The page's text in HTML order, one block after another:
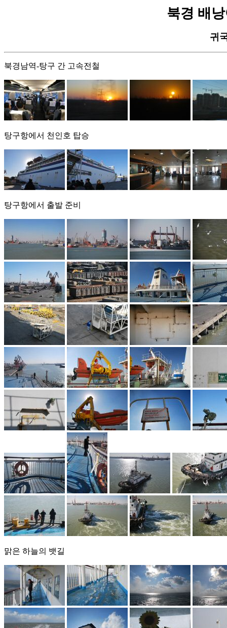
북경 배
귀
북경남역-탕구 간 고속전철
탕구항에서 천인호 탑승
탕구항에서 출발 준비
맑은 하늘의 뱃길